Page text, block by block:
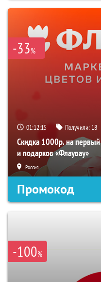
-33%
01:12:14 Получили: 18
Скидка 1000р. на первый
и подарков «Флаувау»
Россия
Промокод
-100%